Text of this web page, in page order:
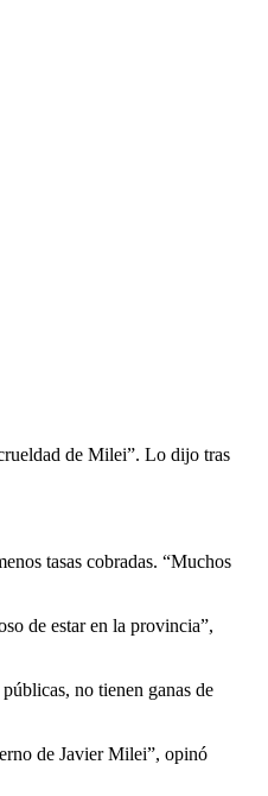
de Milei”. Lo dijo tras
tasas cobradas. “Muchos
de estar en la provincia”,
no tienen ganas de
de Javier Milei”, opinó